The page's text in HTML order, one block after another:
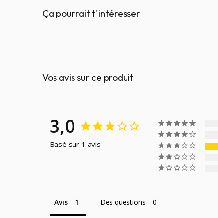
Ça pourrait t'intéresser
Vos avis sur ce produit
3,0
Basé sur 1 avis
Avis Des questions